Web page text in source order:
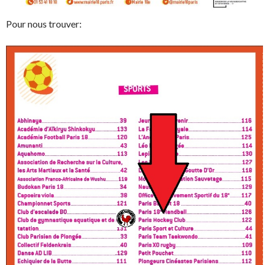
Pour nous trouver: